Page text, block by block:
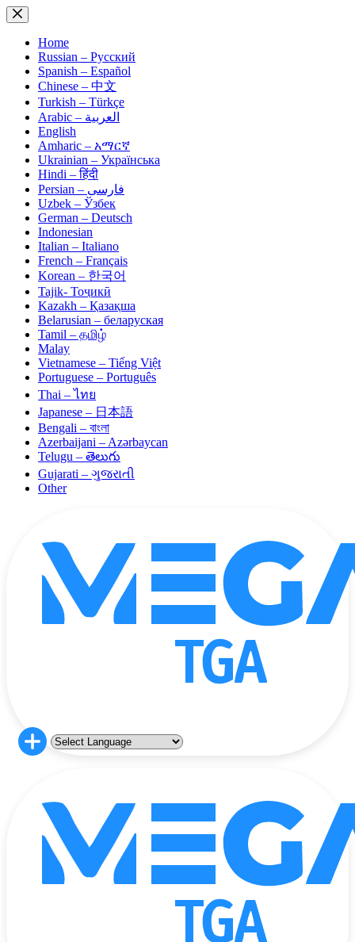
Skip
to
contentHome
Russian – Русский
Spanish – Español
Chinese – 中文
Turkish – Türkçe
Arabic – العربية
English
Amharic – አማርኛ
Ukrainian – Українська
Hindi – हिंदी
Persian – فارسی
Uzbek – Ўзбек
German – Deutsch
Indonesian
Italian – Italiano
French – Français
Korean – 한국어
Tajik- Тоҷикӣ
Kazakh – Қазақша
Belarusian – беларуская
Tamil – தமிழ்
Malay
Vietnamese – Tiếng Việt
Portuguese – Português
Thai – ไทย
Japanese – 日本語
Bengali – বাংলা
Azerbaijani – Azərbaycan
Telugu – తెలుగు
Gujarati – ગુજરાતી
Other